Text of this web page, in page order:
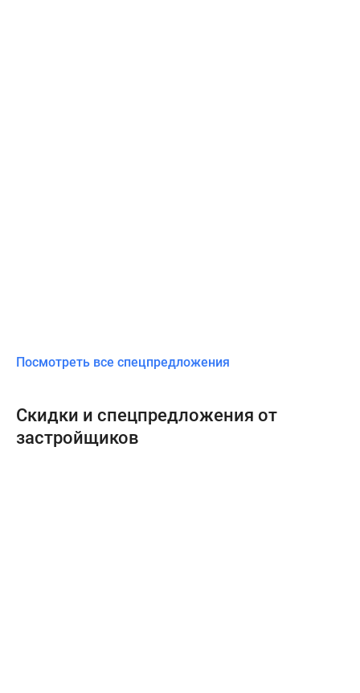
Посмотреть все спецпредложения
Скидки и спецпредложения от
застройщиков